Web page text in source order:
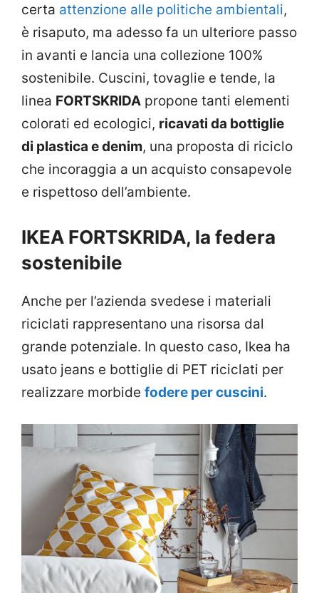
certa attenzione alle politiche ambientali,
è risaputo, ma adesso fa un ulteriore passo
in avanti e lancia una collezione 100%
sostenibile. Cuscini, tovaglie e tende, la
linea FORTSKRIDA propone tanti elementi
colorati ed ecologici, ricavati da bottiglie
di plastica e denim, una proposta di riciclo
che incoraggia a un acquisto consapevole
e rispettoso dell’ambiente.
IKEA FORTSKRIDA, la federa
sostenibile
Anche per l’azienda svedese i materiali
riciclati rappresentano una risorsa dal
grande potenziale. In questo caso, Ikea ha
usato jeans e bottiglie di PET riciclati per
realizzare morbide fodere per cuscini.